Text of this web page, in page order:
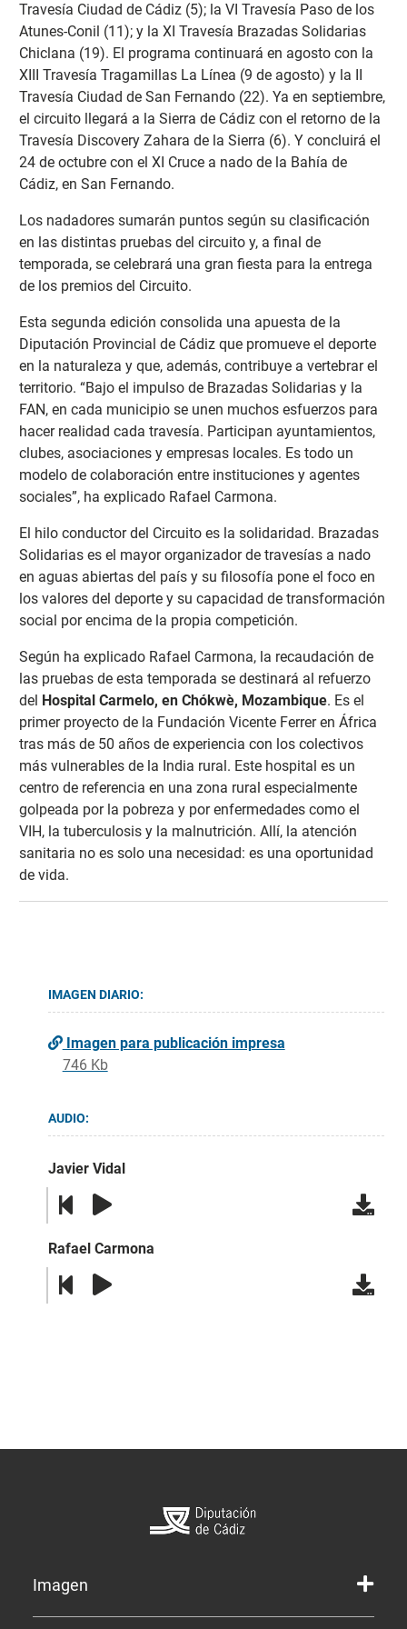
Travesía Ciudad de Cádiz (5); la VI Travesía Paso de los
Atunes-Conil (11); y la XI Travesía Brazadas Solidarias
Chiclana (19). El programa continuará en agosto con la
XIII Travesía Tragamillas La Línea (9 de agosto) y la II
Travesía Ciudad de San Fernando (22). Ya en septiembre,
el circuito llegará a la Sierra de Cádiz con el retorno de la
Travesía Discovery Zahara de la Sierra (6). Y concluirá el
24 de octubre con el XI Cruce a nado de la Bahía de
Cádiz, en San Fernando.
Los nadadores sumarán puntos según su clasificación
en las distintas pruebas del circuito y, a final de
temporada, se celebrará una gran fiesta para la entrega
de los premios del Circuito.
Esta segunda edición consolida una apuesta de la
Diputación Provincial de Cádiz que promueve el deporte
en la naturaleza y que, además, contribuye a vertebrar el
territorio. “Bajo el impulso de Brazadas Solidarias y la
FAN, en cada municipio se unen muchos esfuerzos para
hacer realidad cada travesía. Participan ayuntamientos,
clubes, asociaciones y empresas locales. Es todo un
modelo de colaboración entre instituciones y agentes
sociales”, ha explicado Rafael Carmona.
El hilo conductor del Circuito es la solidaridad. Brazadas
Solidarias es el mayor organizador de travesías a nado
en aguas abiertas del país y su filosofía pone el foco en
los valores del deporte y su capacidad de transformación
social por encima de la propia competición.
Según ha explicado Rafael Carmona, la recaudación de
las pruebas de esta temporada se destinará al refuerzo
del Hospital Carmelo, en Chókwè, Mozambique. Es el
primer proyecto de la Fundación Vicente Ferrer en África
tras más de 50 años de experiencia con los colectivos
más vulnerables de la India rural. Este hospital es un
centro de referencia en una zona rural especialmente
golpeada por la pobreza y por enfermedades como el
VIH, la tuberculosis y la malnutrición. Allí, la atención
sanitaria no es solo una necesidad: es una oportunidad
de vida.
IMAGEN DIARIO:
Imagen para publicación impresa
746 Kb
AUDIO:
Javier Vidal
Rafael Carmona
Imagen